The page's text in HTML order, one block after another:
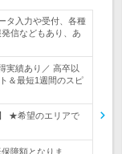
タ入力や受付、各種
信などもあり、あ
実績あり／ 高卒以
＆最短1週間のスピ
★希望のエリアで
障額となりま